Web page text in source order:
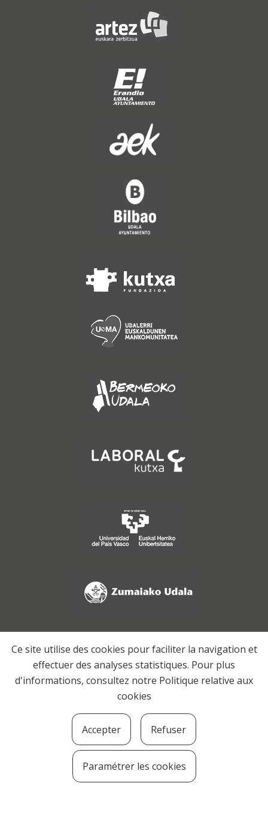
Ce site utilise des cookies pour faciliter la navigation et
effectuer des analyses statistiques. Pour plus
d'informations, consultez notre Politique relative aux
cookies
Accepter Refuser
Paramétrer les cookies